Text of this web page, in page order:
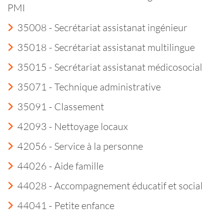
PMI
35008 - Secrétariat assistanat ingénieur
35018 - Secrétariat assistanat multilingue
35015 - Secrétariat assistanat médicosocial
35071 - Technique administrative
35091 - Classement
42093 - Nettoyage locaux
42056 - Service à la personne
44026 - Aide famille
44028 - Accompagnement éducatif et social
44041 - Petite enfance